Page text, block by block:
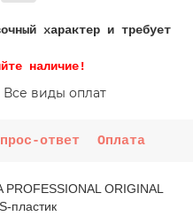
характер и требует
наличие!
Все виды оплат
ответ Оплата
ORIGINAL
пластик